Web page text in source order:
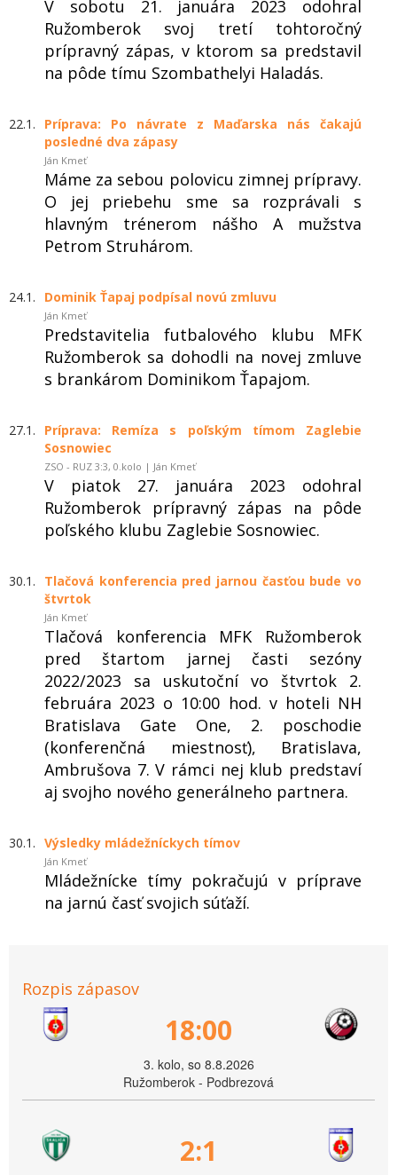
V sobotu 21. januára 2023 odohral
Ružomberok svoj tretí tohtoročný
prípravný zápas, v ktorom sa predstavil
na pôde tímu Szombathelyi Haladás.
22.1.
Príprava: Po návrate z Maďarska nás čakajú
posledné dva zápasy
Ján Kmeť
Máme za sebou polovicu zimnej prípravy.
O jej priebehu sme sa rozprávali s
hlavným trénerom nášho A mužstva
Petrom Struhárom.
24.1. Dominik Ťapaj podpísal novú zmluvu
Ján Kmeť
Predstavitelia futbalového klubu MFK
Ružomberok sa dohodli na novej zmluve
s brankárom Dominikom Ťapajom.
27.1.
Príprava: Remíza s poľským tímom Zaglebie
Sosnowiec
ZSO - RUZ 3:3, 0.kolo | Ján Kmeť
V piatok 27. januára 2023 odohral
Ružomberok prípravný zápas na pôde
poľského klubu Zaglebie Sosnowiec.
30.1.
Tlačová konferencia pred jarnou časťou bude vo
štvrtok
Ján Kmeť
Tlačová konferencia MFK Ružomberok
pred štartom jarnej časti sezóny
2022/2023 sa uskutoční vo štvrtok 2.
februára 2023 o 10:00 hod. v hoteli NH
Bratislava Gate One, 2. poschodie
(konferenčná miestnosť), Bratislava,
Ambrušova 7. V rámci nej klub predstaví
aj svojho nového generálneho partnera.
30.1. Výsledky mládežníckych tímov
Ján Kmeť
Mládežnícke tímy pokračujú v príprave
na jarnú časť svojich súťaží.
Rozpis zápasov
18:00
3. kolo, so 8.8.2026
Ružomberok - Podbrezová
2:1